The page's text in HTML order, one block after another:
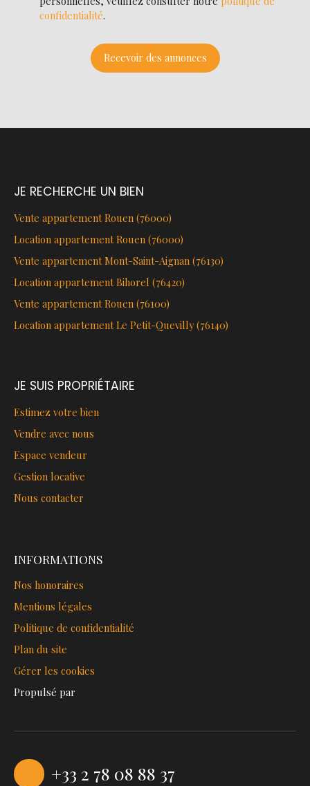
confidentialité.
Recevoir des annonces
JE RECHERCHE UN BIEN
Vente appartement Rouen (76000)
Location appartement Rouen (76000)
Vente appartement Mont-Saint-Aignan (76130)
Location appartement Bihorel (76420)
Vente appartement Rouen (76100)
Location appartement Le Petit-Quevilly (76140)
JE SUIS PROPRIÉTAIRE
Estimez votre bien
Vendre avec nous
Espace vendeur
Gestion locative
Nous contacter
INFORMATIONS
Nos honoraires
Mentions légales
Politique de confidentialité
Plan du site
Gérer les cookies
Propulsé par
+33 2 78 08 88 37